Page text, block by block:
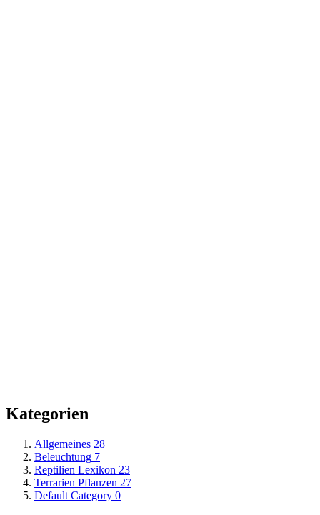
Kategorien
Allgemeines 28
Beleuchtung 7
Reptilien Lexikon 23
Terrarien Pflanzen 27
Default Category 0